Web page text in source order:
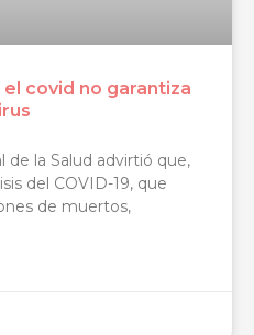
el covid no garantiza
de la Salud advirtió que,
del COVID-19, que
de muertos,